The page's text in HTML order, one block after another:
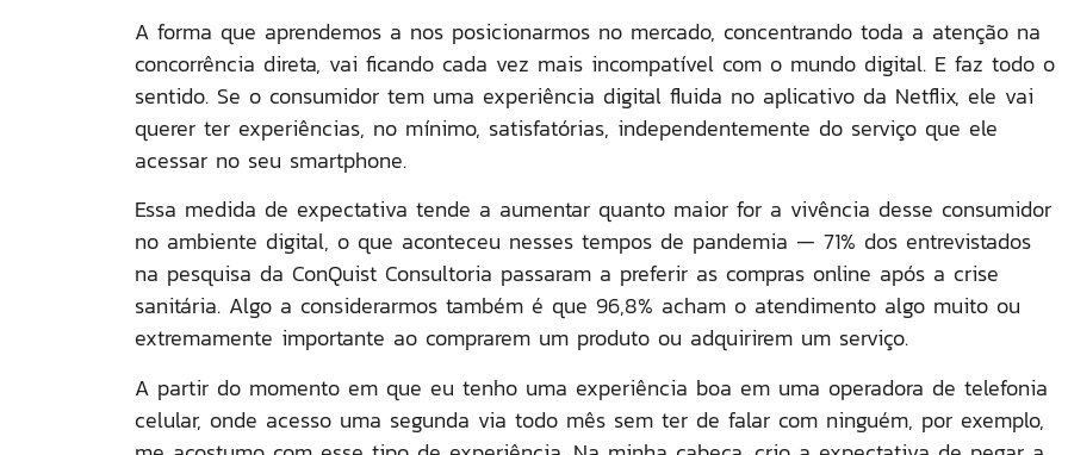
A forma que aprendemos a nos posicionarmos no mercado, concentrando toda a atenção na
concorrência direta, vai ficando cada vez mais incompatível com o mundo digital. E faz todo o
sentido. Se o consumidor tem uma experiência digital fluida no aplicativo da Netflix, ele vai
querer ter experiências, no mínimo, satisfatórias, independentemente do serviço que ele
acessar no seu smartphone.
Essa medida de expectativa tende a aumentar quanto maior for a vivência desse consumidor
no ambiente digital, o que aconteceu nesses tempos de pandemia — 71% dos entrevistados
na pesquisa da ConQuist Consultoria passaram a preferir as compras online após a crise
sanitária. Algo a considerarmos também é que 96,8% acham o atendimento algo muito ou
extremamente importante ao comprarem um produto ou adquirirem um serviço.
A partir do momento em que eu tenho uma experiência boa em uma operadora de telefonia
celular, onde acesso uma segunda via todo mês sem ter de falar com ninguém, por exemplo,